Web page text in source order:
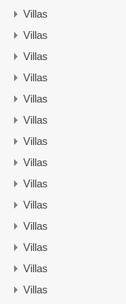
Villas
Villas
Villas
Villas
Villas
Villas
Villas
Villas
Villas
Villas
Villas
Villas
Villas
Villas